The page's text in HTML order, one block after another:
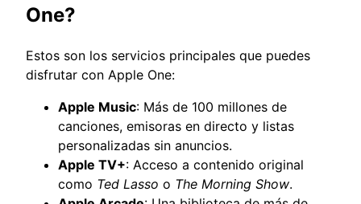
One?
Estos son los servicios principales que puedes
disfrutar con Apple One:
Apple Music: Más de 100 millones de
canciones, emisoras en directo y listas
personalizadas sin anuncios.
Apple TV+: Acceso a contenido original
como Ted Lasso o The Morning Show.